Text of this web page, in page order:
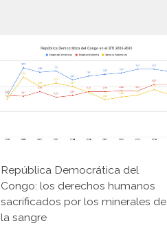
República Democrática del
Congo: los derechos humanos
sacrificados por los minerales de
la sangre